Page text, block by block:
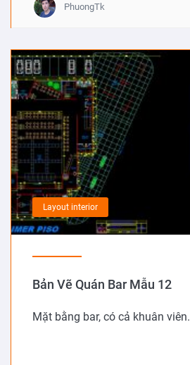
PhuongTk
Layout interior
Bản Vẽ Quán Bar Mẫu 12
Mặt bằng bar, có cả khuân viên.